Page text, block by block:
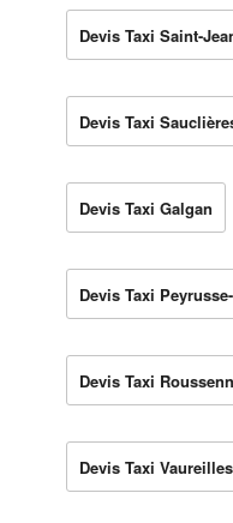
Devis Taxi Saint-
Devis Taxi
Devis Taxi Galgan
Devis Taxi
Devis Taxi
Devis Taxi Vaureilles